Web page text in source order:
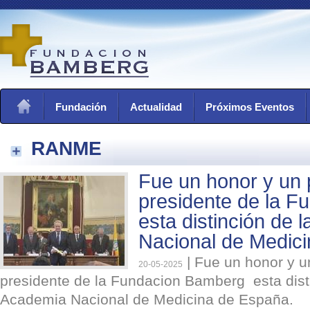
Fundación Actualidad Próximos Eventos
RANME
Fue un honor y un
presidente de la
esta distinción de
Nacional de
20-05-2025 | Fue un honor y
presidente de la Fundacion Bamberg esta
Academia Nacional de Medicina de España.